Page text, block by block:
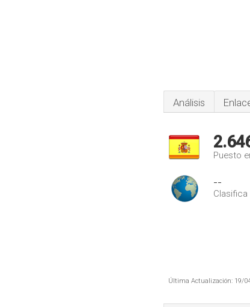
Análisis
Puesto
--
Clasifica
Última Actualización: 19/